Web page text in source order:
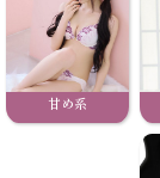
甘め系